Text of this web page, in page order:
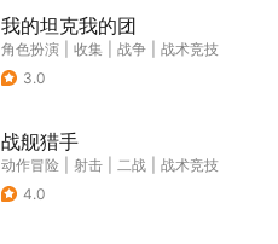
我的坦克我的团
角色扮演 收集 战争
战术竞技
3.0
战舰猎手
动作冒险 射击 二战
战术竞技
4.0